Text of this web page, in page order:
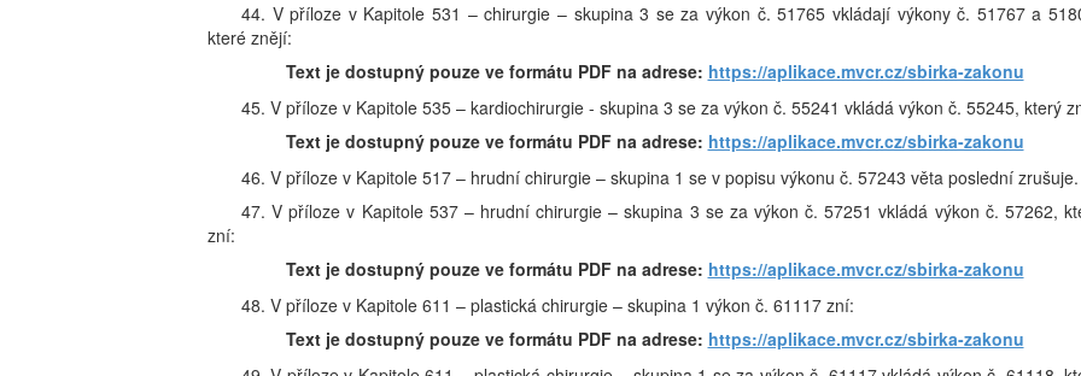
44. V příloze v Kapitole 531 – chirurgie – skupina 3 se za výkon č. 51765 vkládají výkony č. 51767 a
které znějí:
Text je dostupný pouze ve formátu PDF na adrese: https://aplikace.mvcr.cz/sbirka-zakonu
45. V příloze v Kapitole 535 – kardiochirurgie - skupina 3 se za výkon č. 55241 vkládá výkon č. 55245, který
Text je dostupný pouze ve formátu PDF na adrese: https://aplikace.mvcr.cz/sbirka-zakonu
46. V příloze v Kapitole 517 – hrudní chirurgie – skupina 1 se v popisu výkonu č. 57243 věta poslední zrušuje.
47. V příloze v Kapitole 537 – hrudní chirurgie – skupina 3 se za výkon č. 57251 vkládá výkon č. 57262,
zní:
Text je dostupný pouze ve formátu PDF na adrese: https://aplikace.mvcr.cz/sbirka-zakonu
48. V příloze v Kapitole 611 – plastická chirurgie – skupina 1 výkon č. 61117 zní:
Text je dostupný pouze ve formátu PDF na adrese: https://aplikace.mvcr.cz/sbirka-zakonu